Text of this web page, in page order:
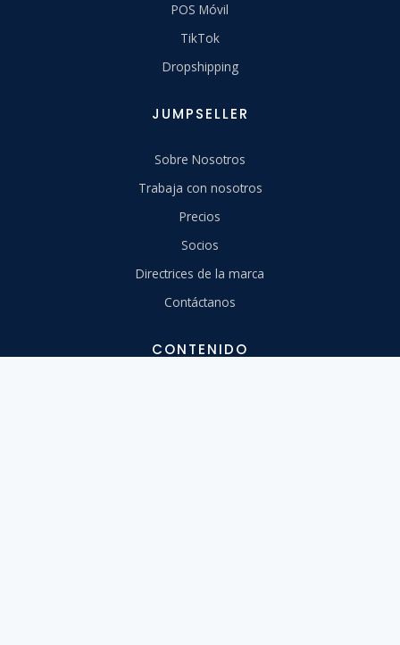
POS Móvil
TikTok
Dropshipping
JUMPSELLER
Sobre Nosotros
Trabaja con nosotros
Precios
Socios
Directrices de la marca
Contáctanos
CONTENIDO